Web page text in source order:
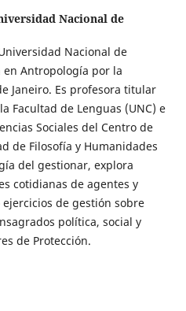
Nacional de
Nacional de
en Antropología por la
Janeiro. Es profesora titular
Facultad de Lenguas (UNC) e
Sociales del Centro de
de Filosofía y Humanidades
del gestionar, explora
cotidianas de agentes y
de gestión sobre
política, social y
de Protección.